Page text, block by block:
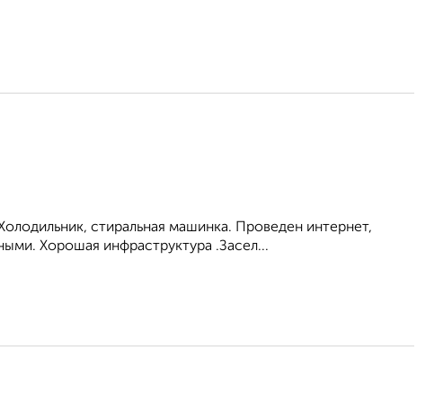
стиральная машинка. Проведен интернет,
Хорошая инфраструктура .Засел...